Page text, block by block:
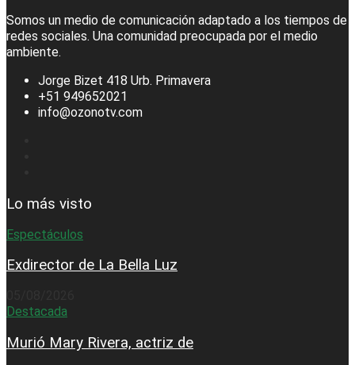
Somos un medio de comunicación adaptado a los tiempos de
redes sociales. Una comunidad preocupada por el medio
ambiente.
Jorge Bizet 418 Urb. Primavera
+51 949652021
info@ozonotv.com
Lo más visto
Espectáculos
Exdirector de La Bella Luz
Destacada
Murió Mary Rivera, actriz de